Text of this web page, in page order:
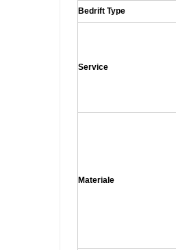
Bedrift Type
Service
Materiale